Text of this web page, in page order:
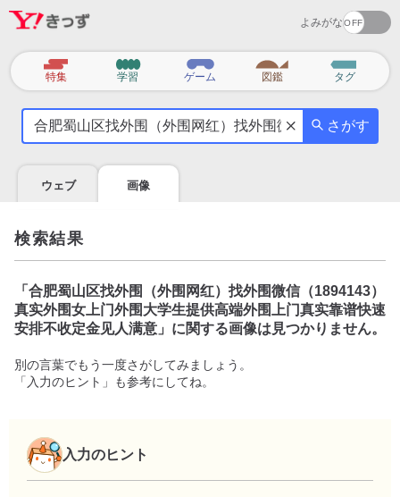
よみがな
カ
テ
特集 学習 ゲーム 図鑑 タグ
気
を
調
べ
よ
う
さがす
ウェブ 画像
検索結果
「 合肥蜀山区找外围（外围网红）找外围微信（1894143）
真实外围女上门外围大学生提供高端外围上门真实靠谱快速
安排不收定金见人满意 」に関する画像は見つかりません。
別の言葉でもう一度さがしてみましょう。
「入力のヒント」も参考にしてね。
入力のヒント